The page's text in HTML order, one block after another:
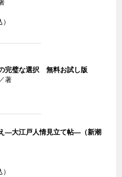
完璧な選択 無料お試し版
著
―大江戸人情見立て帖―（新潮